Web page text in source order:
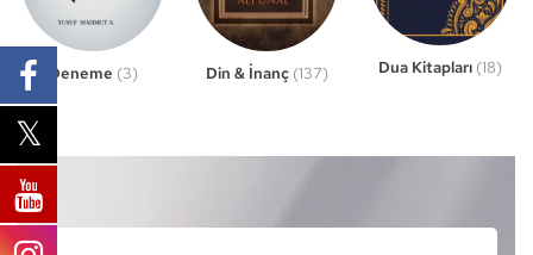
Deneme (3) Din & İnanç (137) Dua Kitapları (18)